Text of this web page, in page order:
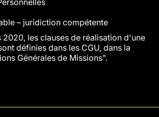
– juridiction compétente
les clauses de réalisation d'une
définies dans les CGU, dans la
Générales de Missions".